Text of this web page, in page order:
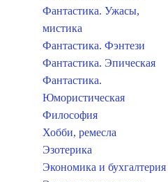
Фантастика. Ужасы,
мистика
Фантастика. Фэнтези
Фантастика. Эпическая
Фантастика.
Юмористическая
Философия
Хобби, ремесла
Эзотерика
Экономика и бухгалтерия